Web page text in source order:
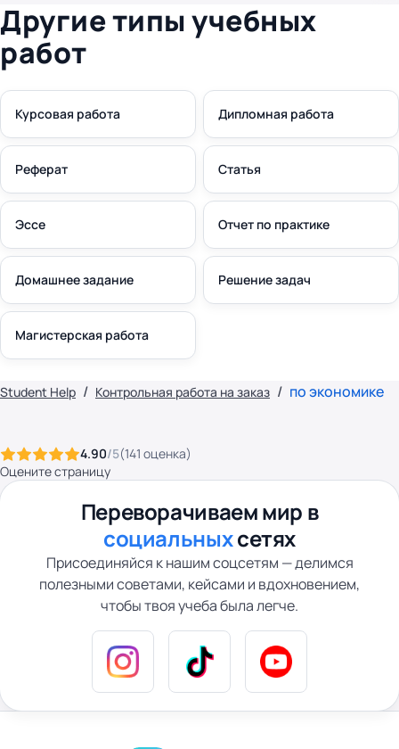
Другие типы учебных
работ
Курсовая работа Дипломная работа
Реферат Статья
Эссе Отчет по практике
Домашнее задание Решение задач
Магистерская работа
Student Help Контрольная работа на заказ по экономике
4.90/5(141 оценка)
Оцените страницу
Переворачиваем мир в
социальныхсетях
Присоединяйся к нашим соцсетям — делимся
полезными советами, кейсами и вдохновением,
чтобы твоя учеба была легче.